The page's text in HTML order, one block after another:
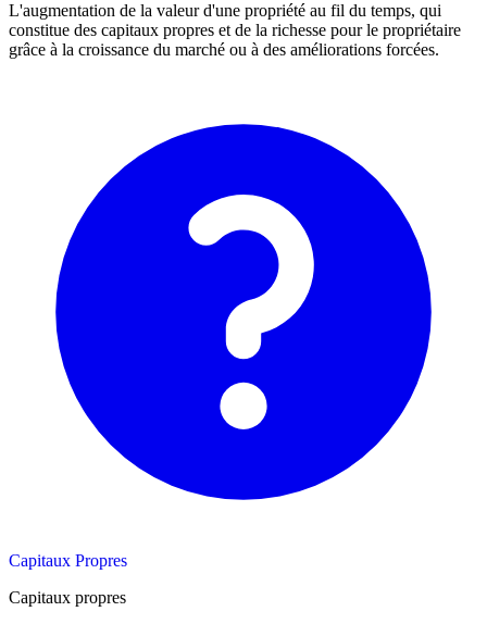
L'augmentation de la valeur d'une propriété au fil du temps, qui
constitue des capitaux propres et de la richesse pour le propriétaire
grâce à la croissance du marché ou à des améliorations forcées.
Capitaux Propres
Capitaux propres